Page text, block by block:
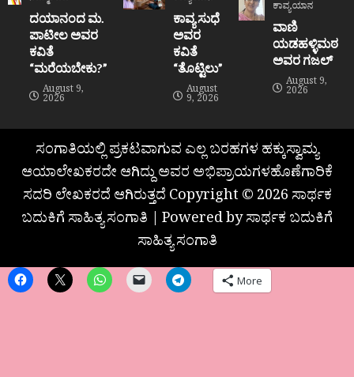
ದಯಾನಂದ ಮ.
ಪಾಟೀಲ ಅವರ
ಕವಿತೆ
“ಮರೆಯಬೇಕು?”
August 9,
2026
ಕಾವ್ಯ ಸುಧೆ
ಅವರ
ಕವಿತೆ
“ತೊಟ್ಟಿಲು”
August
9, 2026
ಕಾವ್ಯಯಾನ
ವಾಣಿ
ಯಡಹಳ್ಳಿಮಠ
ಅವರ ಗಜಲ್
August 9,
2026
ಸಂಗಾತಿಯಲ್ಲಿ ಪ್ರಕಟವಾಗುವ ಎಲ್ಲ ಬರಹಗಳ ಹಕ್ಕುಸ್ವಾಮ್ಯ
ಆಯಾಲೇಖಕರದೇ ಆಗಿದ್ದು ಅವರ ಅಭಿಪ್ರಾಯಗಳಹೊಣೆಗಾರಿಕೆ
ಸದರಿ ಲೇಖಕರದೆ ಆಗಿರುತ್ತದೆ Copyright © 2026 ಸಾರ್ಥಕ
ಬದುಕಿಗೆ ಸಾಹಿತ್ಯ ಸಂಗಾತಿ | Powered by ಸಾರ್ಥಕ ಬದುಕಿಗೆ
ಸಾಹಿತ್ಯ ಸಂಗಾತಿ
More